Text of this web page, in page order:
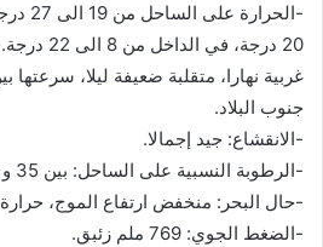
20 درجة،
جنوب البلاد.
-الانقشاع: جيد إجمالا.
-الرطوبة النسبية على الساحل: بين 35 و 55%.
-حال البحر: منخفض ارتفاع الموج، حرارة سطح
-الضغط الجوي: 769 ملم زئبق.